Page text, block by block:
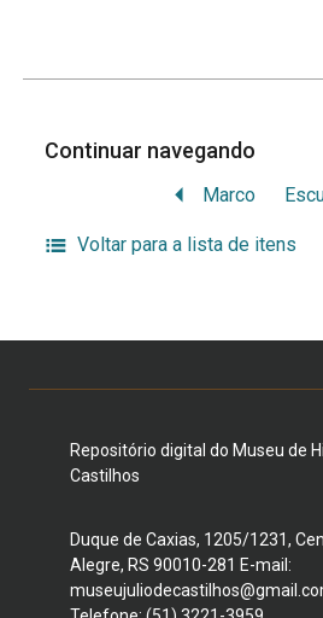
Continuar navegando
Marco
Voltar para a lista de itens
Repositório digital do Museu de
Castilhos
Duque de Caxias, 1205/1231,
Alegre, RS 90010-281 E-mail: